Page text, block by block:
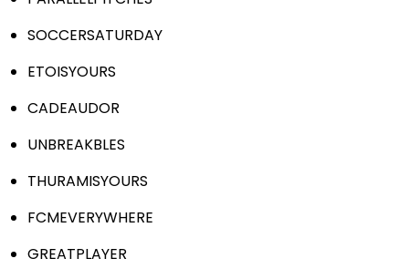
SOCCERSATURDAY
ETOISYOURS
CADEAUDOR
UNBREAKBLES
THURAMISYOURS
FCMEVERYWHERE
GREATPLAYER